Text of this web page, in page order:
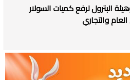
البترول لرفع كميات السولار
والتجاري